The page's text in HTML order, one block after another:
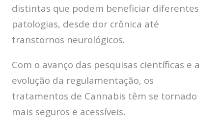
distintas que podem beneficiar diferentes
patologias, desde dor crônica até
transtornos neurológicos.
Com o avanço das pesquisas científicas e a
evolução da regulamentação, os
tratamentos de Cannabis têm se tornado
mais seguros e acessíveis.